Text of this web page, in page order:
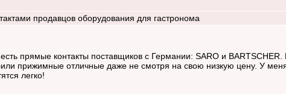
продавцов оборудования для гастронома
прямые контакты поставщиков с Германии: SARO и
прижимные отличные даже не смотря на свою низкую цену. У
легко!